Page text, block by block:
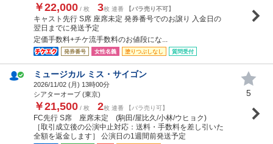
￥22,000 / 枚 3枚 連番 【バラ売り不可】
キャスト先行 S席 座席未定 発券番号でのお譲り 入金日の
翌日までに発送予定
定価手数料+チケ流手数料のお値段にな...
発券番号 女性名義 塗りつぶしなし 質問受付
ミュージカル ミス・サイゴン
2026/11/02 (月) 13時00分
シアターオーブ (東京)
￥21,500 / 枚 2枚 連番 【バラ売り可】
FC先行 S席 座席未定 (駒田/屋比久/小林/ウヒョク)
［取引成立後の公演中止対応：送料・手数料を差し引いた
全額を返金します］ 公演日の1週間前発送予定
5